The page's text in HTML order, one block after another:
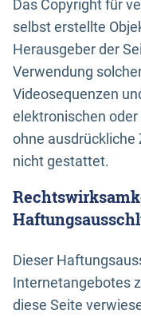
Das Copyright für
selbst erstellte
Herausgeber der
Verwendung
Videosequenzen
elektronischen
ohne
nicht gestattet.
Dieser
Internetangebotes
diese Seite